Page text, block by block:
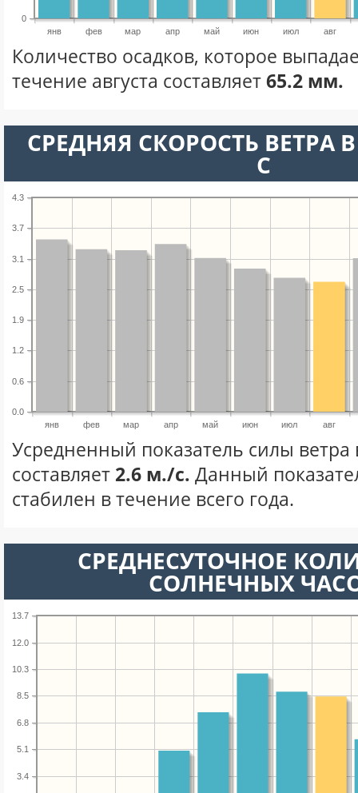
янв фев мар апр май июн июл авг
0
Количество осадков, которое
течение августа составляет65.2 мм.
СРЕДНЯЯ СКОРОСТЬ ВЕТРА
С
янв фев мар апр май июн июл авг
0.0
0.6
1.2
1.9
2.5
3.1
3.7
4.3
Усредненный показатель силы ветра
составляет 2.6 м./с. Данный
стабилен в течение всего года.
СРЕДНЕСУТОЧНОЕ
СОЛНЕЧНЫХ
3.4
5.1
6.8
8.5
10.3
12.0
13.7